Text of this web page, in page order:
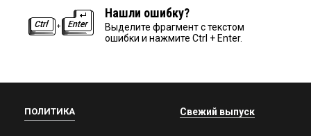
Нашли ошибку?
Выделите фрагмент с текстом
ошибки и нажмите Ctrl + Enter.
ПОЛИТИКА Свежий выпуск